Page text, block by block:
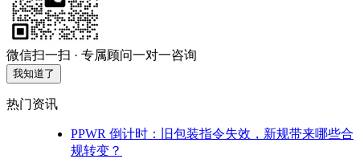
微信扫一扫 · 专属顾问一对一咨询
我知道了
热门资讯
PPWR 倒计时：旧包装指令失效，新规带来哪些合
规转变？